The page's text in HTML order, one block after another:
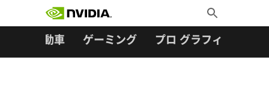
Toggle
Search
自動車 ゲーミング プロ グラフィックス